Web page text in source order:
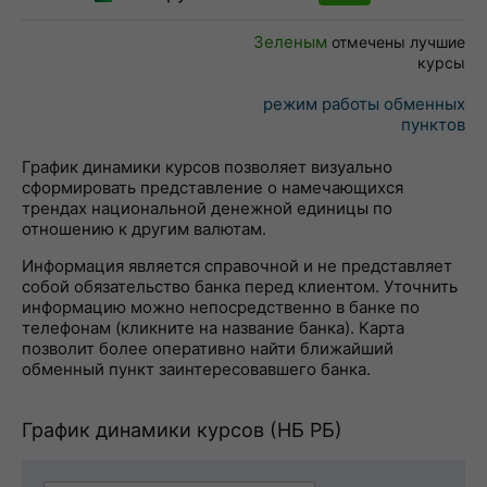
Зеленым отмечены лучшие
курсы
режим работы обменных
пунктов
График динамики курсов позволяет визуально
сформировать представление о намечающихся
трендах национальной денежной единицы по
отношению к другим валютам.
Информация является справочной и не представляет
собой обязательство банка перед клиентом. Уточнить
информацию можно непосредственно в банке по
телефонам (кликните на название банка). Карта
позволит более оперативно найти ближайший
обменный пункт заинтересовавшего банка.
График динамики курсов (НБ РБ)